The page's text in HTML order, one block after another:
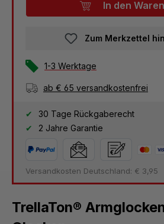
In den
Zum Merkzettel
1-3 Werktage
ab € 65 versandkostenfrei
30 Tage Rückgaberecht
2 Jahre Garantie
Versandkosten Deutschland: € 3,95
TrellaTon®